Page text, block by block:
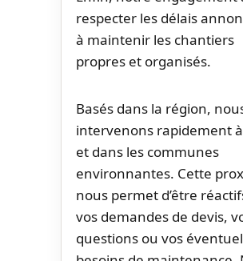
respecter les délais
à maintenir les chantiers
propres et organisés.
Basés dans la région,
intervenons rapidement
et dans les communes
environnantes. Cette
nous permet d’être
vos demandes de devis,
questions ou vos